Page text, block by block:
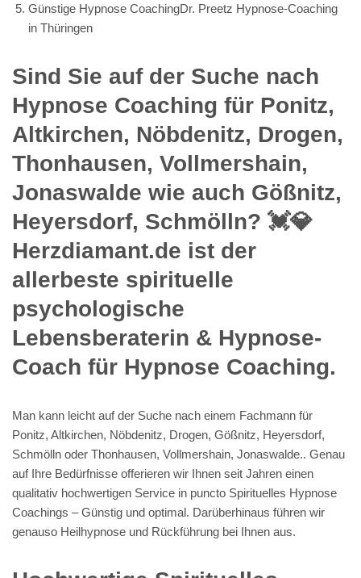
Günstige Hypnose CoachingDr. Preetz Hypnose-Coaching
in Thüringen
Sind Sie auf der Suche nach
Hypnose Coaching für Ponitz,
Altkirchen, Nöbdenitz, Drogen,
Thonhausen, Vollmershain,
Jonaswalde wie auch Gößnitz,
Heyersdorf, Schmölln? 💓️💎
Herzdiamant.de ist der
allerbeste spirituelle
psychologische
Lebensberaterin & Hypnose-
Coach für Hypnose Coaching.
Man kann leicht auf der Suche nach einem Fachmann für
Ponitz, Altkirchen, Nöbdenitz, Drogen, Gößnitz, Heyersdorf,
Schmölln oder Thonhausen, Vollmershain, Jonaswalde.. Genau
auf Ihre Bedürfnisse offerieren wir Ihnen seit Jahren einen
qualitativ hochwertigen Service in puncto Spirituelles Hypnose
Coachings – Günstig und optimal. Darüberhinaus führen wir
genauso Heilhypnose und Rückführung bei Ihnen aus.